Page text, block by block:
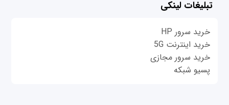
تبلیغات لینکی
خرید سرور HP
خرید اینترنت 5G
خرید سرور مجازی
پسیو شبکه